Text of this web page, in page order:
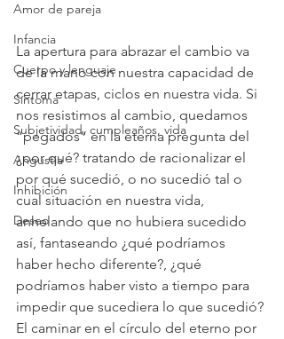
Amor de pareja
Infancia
Cuerpo y lenguaje
Síntoma
Subjetividad, cumpleaños, vida
Angustia
Inhibición
Deseo
La apertura para abrazar el cambio va
de la mano con nuestra capacidad de
cerrar etapas, ciclos en nuestra vida. Si
nos resistimos al cambio, quedamos
“pegados” en la eterna pregunta del
¿por qué? tratando de racionalizar el
por qué sucedió, o no sucedió tal o
cual situación en nuestra vida,
anhelando que no hubiera sucedido
así, fantaseando ¿qué podríamos
haber hecho diferente?, ¿qué
podríamos haber visto a tiempo para
impedir que sucediera lo que sucedió?
El caminar en el círculo del eterno por